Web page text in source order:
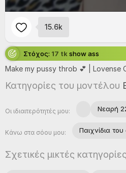
15.6k
Στόχος: 17 tk show ass
Make my pussy throb 💕 | Lovense
Κατηγορίες του μοντέλου
Οι ιδιαιτερότητές μου: Νεαρή
Κάνω στα σόου μου: Παιχνίδια του
Σχετικές μικτές κατηγορίες